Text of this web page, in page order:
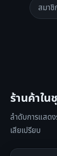
สมาชิ
ร้านค้าใน
ลำดับการแสดง
เสียเปรียบ